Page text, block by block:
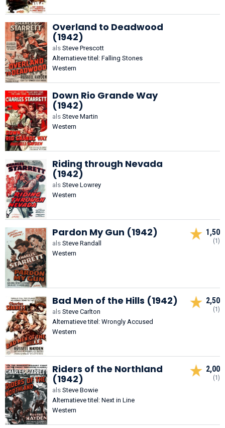
Overland to Deadwood
(1942)
als Steve Prescott
Alternatieve titel: Falling Stones
Western
Down Rio Grande Way
(1942)
als Steve Martin
Western
Riding through Nevada
(1942)
als Steve Lowrey
Western
Pardon My Gun (1942)
als Steve Randall
Western
1,50
(1)
Bad Men of the Hills (1942)
als Steve Carlton
Alternatieve titel: Wrongly Accused
Western
2,50
(1)
Riders of the Northland
(1942)
als Steve Bowie
Alternatieve titel: Next in Line
Western
2,00
(1)